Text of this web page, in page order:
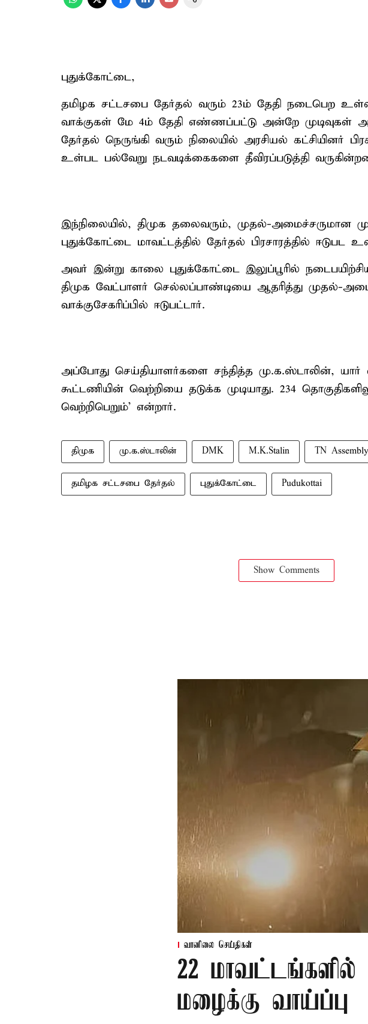
புதுக்கோட்டை,
தமிழக சட்டசபை தேர்தல் வரும் 23ம் தேதி நடைபெற
வாக்குகள் மே 4ம் தேதி எண்ணப்பட்டு அன்றே முடிவுகள்
தேர்தல் நெருங்கி வரும் நிலையில் அரசியல் கட்சியினர்
உள்பட பல்வேறு நடவடிக்கைகளை தீவிரப்படுத்தி
இந்நிலையில், திமுக தலைவரும், முதல்-அமைச்சருமான
புதுக்கோட்டை மாவட்டத்தில் தேர்தல் பிரசாரத்தில் ஈடுபட
அவர் இன்று காலை புதுக்கோட்டை இலுப்பூரில்
திமுக வேட்பாளர் செல்லப்பாண்டியை ஆதரித்து முதல்-
வாக்குசேகரிப்பில் ஈடுபட்டார்.
அப்போது செய்தியாளர்களை சந்தித்த மு.க.ஸ்டாலின், யார்
கூட்டணியின் வெற்றியை தடுக்க முடியாது. 234
வெற்றிபெறும்’ என்றார்.
திமுக மு.க.ஸ்டாலின் DMK M.K.Stalin TN
தமிழக சட்டசபை தேர்தல் புதுக்கோட்டை Pudukottai
Show Comments
வானிலை செய்திகள்
22
மழைக்கு வாய்ப்பு